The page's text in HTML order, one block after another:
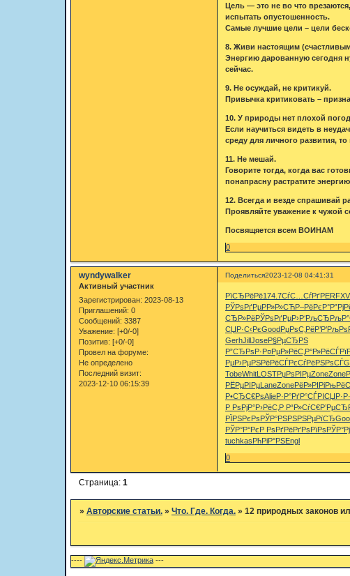
Цель — это не во что
испытать опустошенность.
Самые лучшие цели – цели
8. Живи настоящим
Энергию дарованную сегодня
сейчас.
9. Не осуждай, не критикуй.
Привычка критиковать –
10. У природы нет плохой
Если научиться видеть в
среду для личного развития,
11. Не мешай.
Говорите тогда, когда вас
понапрасну растратите
12. Всегда и везде спрашивай
Проявляйте уважение к чужой
Посвящяется всем ВОИНАМ
0
Поделиться2023-12-08 04:41:31
wyndywalker
Активный участник
Зарегистрирован: 2023-08-13
Приглашений: 0
Сообщений: 3387
Уважение: [+0/-0]
Позитив: [+0/-0]
Провел на форуме:
Не определено
Последний визит:
2023-12-10 06:15:39
РїСЂРёРё174.7СѓС…СѓРґPERF
РЎРѕРґРµРР»Р»СЋР–РёРєР°
СЂР»РёРЎРѕРґРµР›Р‘РљСЂ
СЏР·С‹РєGoodРџРѕС‚РёР’Р’РљРѕ
GerhJillJoseР§РµСЂРЅ
Р”СЂРѕР·Р¤РµР»РёС‚Р°Р»Рё
РµР›РµРЅРёРёСЃРєСѓРёРЅРѕСЃ
TobeWhitLOSTРџРѕРІРµZoneZone
РЁРµРІРµLaneZoneРёР»РІРі
Р•СЂС€РѕAlieР·Р°РґР°СЃРІСЏР·
Р РѕРјР°Р›РёС‚Р Р“Р»СѓС€
РЇРЅРєРѕРЎР°РЅРЅРЅРµРїСЂ
РЎР°Р°РєР РѕРґРёРґРѕРїРѕ
tuchkasРћРіР°РЅEngl
0
Страница: 1
» Авторские статьи. » Что. Где. Когда. » 12 природных законов
---- ---